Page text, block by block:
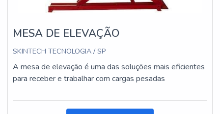
MESA DE ELEVAÇÃO
SKINTECH TECNOLOGIA / SP
A mesa de elevação é uma das soluções mais eficientes
para receber e trabalhar com cargas pesadas